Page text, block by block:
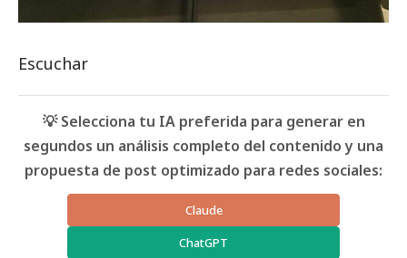
Escuchar
💡 Selecciona tu IA preferida para generar en
segundos un análisis completo del contenido y una
propuesta de post optimizado para redes sociales:
Claude
ChatGPT